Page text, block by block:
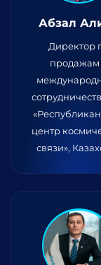
Абзал
Директор
продажам
центр
связи»,